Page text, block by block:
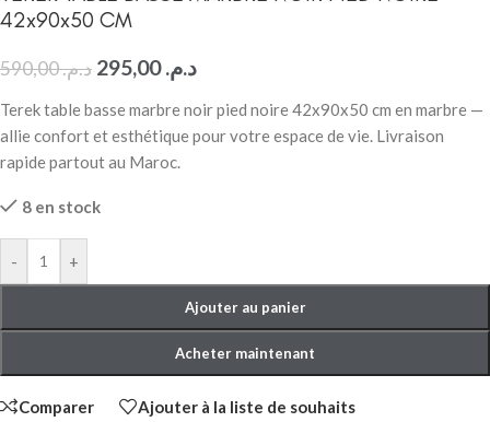
42x90x50 CM
د.م.590,00 د.م.295,00
Terek table basse marbre noir pied noire 42x90x50 cm en marbre —
allie confort et esthétique pour votre espace de vie. Livraison
rapide partout au Maroc.
8 en stock
- +
Ajouter au panier
Acheter maintenant
Comparer Ajouter à la liste de souhaits